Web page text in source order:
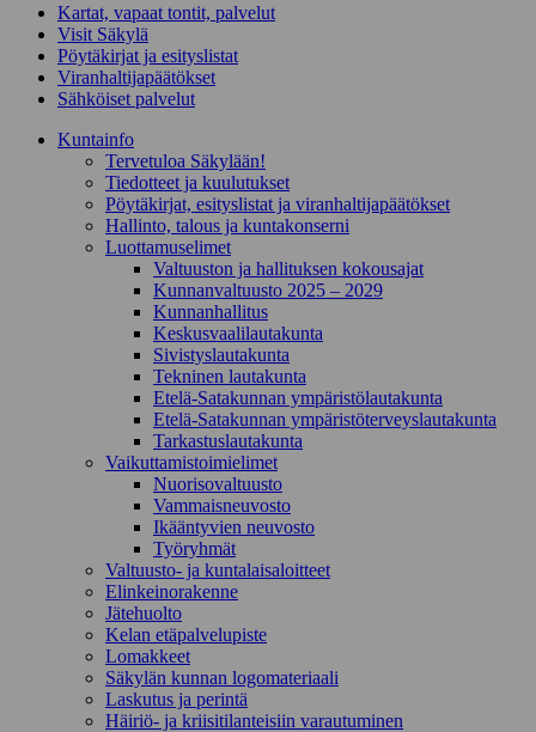
Kartat, vapaat tontit, palvelut
Visit Säkylä
Pöytäkirjat ja esityslistat
Viranhaltijapäätökset
Sähköiset palvelut
Kunta­info
Tervetuloa Säkylään!
Tiedotteet ja kuulutukset
Pöytäkirjat, esityslistat ja viranhaltijapäätökset
Hallinto, talous ja kuntakonserni
Luottamuselimet
Valtuuston ja hallituksen kokousajat
Kunnanvaltuusto 2025 – 2029
Kunnanhallitus
Keskusvaalilautakunta
Sivistyslautakunta
Tekninen lautakunta
Etelä-Satakunnan ympäristölautakunta
Etelä-Satakunnan ympäristöterveyslautakunta
Tarkastuslautakunta
Vaikuttamistoimielimet
Nuorisovaltuusto
Vammaisneuvosto
Ikääntyvien neuvosto
Työryhmät
Valtuusto- ja kuntalaisaloitteet
Elinkeinorakenne
Jätehuolto
Kelan etäpalvelupiste
Lomakkeet
Säkylän kunnan logomateriaali
Laskutus ja perintä
Häiriö- ja kriisitilanteisiin varautuminen